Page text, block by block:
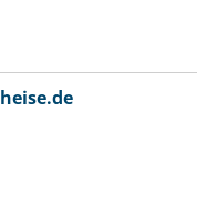
heise.de